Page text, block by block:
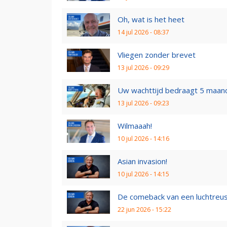
Oh, wat is het heet
14 jul 2026 - 08:37
Vliegen zonder brevet
13 jul 2026 - 09:29
Uw wachttijd bedraagt 5
13 jul 2026 - 09:23
Wilmaaah!
10 jul 2026 - 14:16
Asian invasion!
10 jul 2026 - 14:15
De comeback van een luchtreus
22 jun 2026 - 15:22